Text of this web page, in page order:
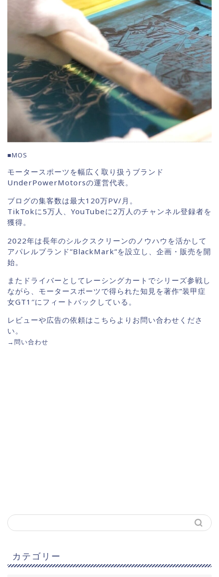
■MOS
モータースポーツを幅広く取り扱うブランド
UnderPowerMotorsの運営代表。
ブログの集客数は最大120万PV/月。
TikTokに5万人、YouTubeに2万人のチャンネル登録者を
獲得。
2022年は長年のシルクスクリーンのノウハウを活かして
アパレルブランド”BlackMark”を設立し、企画・販売を開
始。
またドライバーとしてレーシングカートでシリーズ参戦し
ながら、モータースポーツで得られた知見を著作”装甲症
女GT1″にフィートバックしている。
レビューや広告の依頼はこちらよりお問い合わせくださ
い。
→問い合わせ
カテゴリー